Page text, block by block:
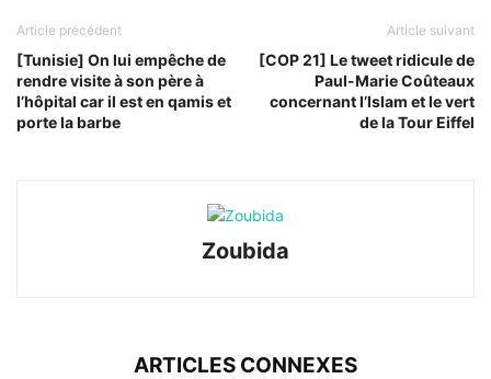
Article précédent
[Tunisie] On lui empêche de
rendre visite à son père à
l’hôpital car il est en qamis et
porte la barbe
Article suivant
[COP 21] Le tweet ridicule de
Paul-Marie Coûteaux
concernant l’Islam et le vert
de la Tour Eiffel
Zoubida
ARTICLES CONNEXES